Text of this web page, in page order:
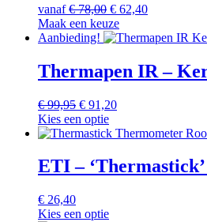
vanaf €78,00 Oorspronkelijke
prijs
was:
€ 62,40Huidige
is:
Maak een keuzeDit
product
meerdere
variaties.
gekozen
op
de
Aanbieding!
Thermapen IR –
€99,95 Oorspronkelijke
prijs
was:
€ 91,20Huidige
is:
Kies een optie
ETI –
€ 26,40
Kies een optie